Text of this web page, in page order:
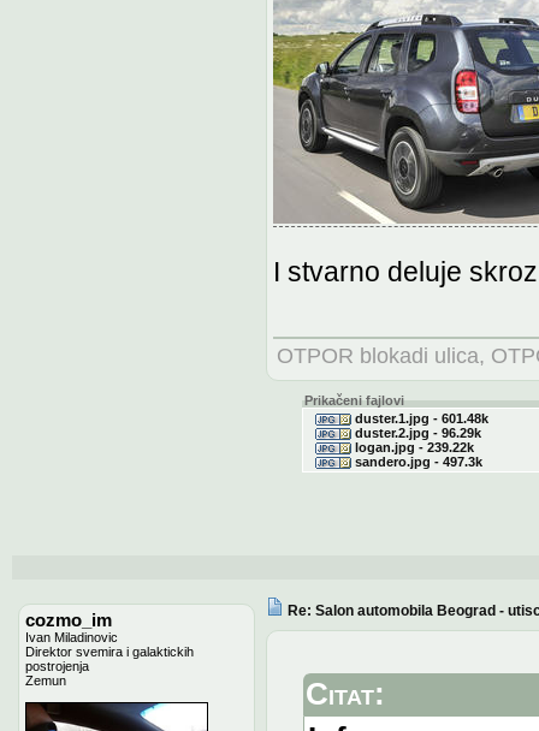
I stvarno deluje
OTPOR blokadi ulica,
Prikačeni fajlovi
duster.1.jpg - 601.48k
duster.2.jpg - 96.29k
logan.jpg - 239.22k
sandero.jpg - 497.3k
cozmo_im
Ivan Miladinovic
Direktor svemira i galaktickih
postrojenja
Zemun
Re: Salon automobila Beograd -
Citat: